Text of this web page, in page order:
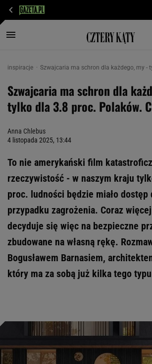
inspiracje Szwajcaria ma schron dla każdego, my -
Szwajcaria ma schron dla
tylko dla 3.8 proc. Polaków.
Anna Chlebus
4 listopada 2025, 13:44
To nie amerykański film
rzeczywistość - w naszym kraju
proc. ludności będzie miało dostęp
przypadku zagrożenia. Coraz
decyduje się więc na bezpieczne
zbudowane na własną rękę.
Bogusławem Barnasiem,
który ma za sobą już kilka tego